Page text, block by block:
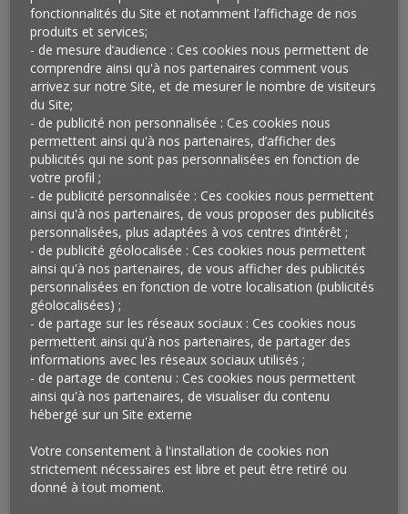
Vu à Londres
Du 18 au 25 septembre dernier, dans le cadre de
l’initiative britanniqueSustainable September,se tenait
sur Oxford Street un événement exclusif baptisé
Beyond Now imaginé par une trentaine de magasins
situés sur cette prestigieuse artère. Pour l’occasion,
John Lewis avait ainsi organisé un « festival durable »
de deux jours, les samedis 18 et 25 septembre, au
cours duquel l’enseigne proposait les produits et les
services les plus éthiques et durables du moment,
Selfridges avait conçu un pop-up
Septemberen collaboration avec la styliste Bay Garnett
et Oxfam alors que Urban Outfitters mettait en avant
son corner Urban Renewal en partenariat avec une
entreprise de recyclage et que H&M lançait du 14 au 30
septembre un concours dont l’objectif était de recycler
New Balance étaient également de la partie.
Qu’en penser ?
fonctionnalités du Site et notamment l’affichage de nos
produits et services;
- de mesure d’audience : Ces cookies nous permettent de
comprendre ainsi qu'à nos partenaires comment vous
arrivez sur notre Site, et de mesurer le nombre de visiteurs
du Site;
- de publicité non personnalisée : Ces cookies nous
permettent ainsi qu'à nos partenaires, d’afficher des
publicités qui ne sont pas personnalisées en fonction de
votre profil ;
- de publicité personnalisée : Ces cookies nous permettent
ainsi qu'à nos partenaires, de vous proposer des publicités
personnalisées, plus adaptées à vos centres d’intérêt ;
- de publicité géolocalisée : Ces cookies nous permettent
ainsi qu'à nos partenaires, de vous afficher des publicités
personnalisées en fonction de votre localisation (publicités
géolocalisées) ;
- de partage sur les réseaux sociaux : Ces cookies nous
permettent ainsi qu'à nos partenaires, de partager des
informations avec les réseaux sociaux utilisés ;
- de partage de contenu : Ces cookies nous permettent
ainsi qu'à nos partenaires, de visualiser du contenu
hébergé sur un Site externe
Votre consentement à l'installation de cookies non
strictement nécessaires est libre et peut être retiré ou
donné à tout moment.